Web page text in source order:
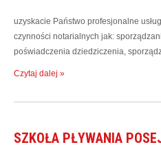
uzyskacie Państwo profesjonalne
czynności notarialnych jak:
poświadczenia dziedziczenia,
Czytaj dalej »
SZKOŁA PŁYWANIA